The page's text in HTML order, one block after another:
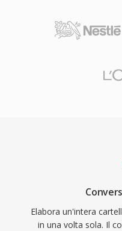
Elabora un'intera
in una volta sola. Il